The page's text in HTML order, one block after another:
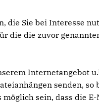
Sie bei Interesse
die die zuvor
Internetangebot
senden,
sein, dass die